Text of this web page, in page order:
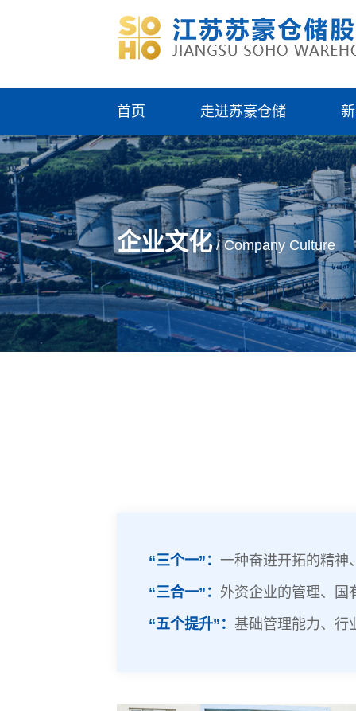
首页 走进苏豪仓储
企业文化/ Company Culture
“三个一”： 一种奋进开拓的精神
“三合一”： 外资企业的管理、国
“五个提升”： 基础管理能力、行